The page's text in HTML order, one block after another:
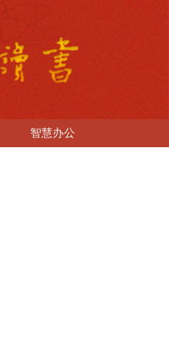
智慧办公